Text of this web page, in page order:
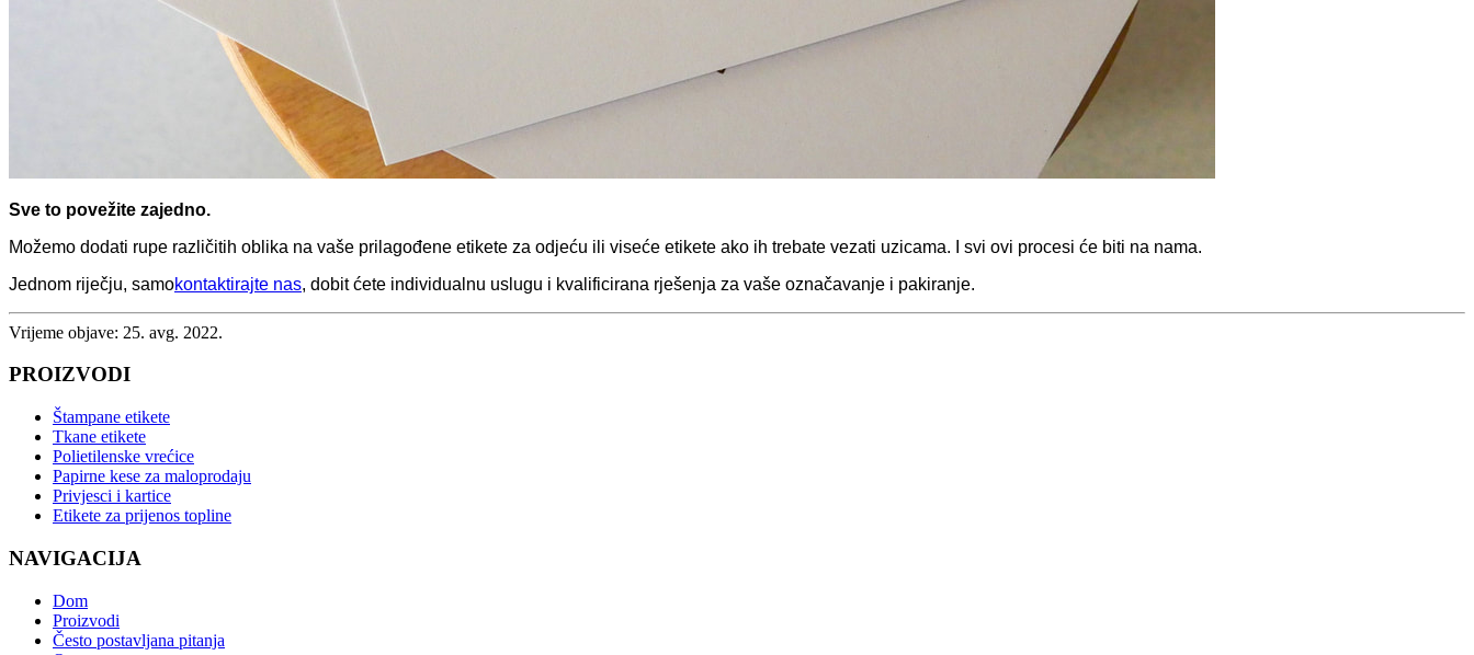
Sve to povežite zajedno.
Možemo dodati rupe različitih oblika na vaše prilagođene etikete za odjeću ili viseće etikete ako ih trebate vezati uzicama. I svi ovi procesi će biti na nama.
Jednom riječju, samokontaktirajte nas, dobit ćete individualnu uslugu i kvalificirana rješenja za vaše označavanje i pakiranje.
Vrijeme objave: 25. avg. 2022.
PROIZVODI
Štampane etikete
Tkane etikete
Polietilenske vrećice
Papirne kese za maloprodaju
Privjesci i kartice
Etikete za prijenos topline
NAVIGACIJA
Dom
Proizvodi
Često postavljana pitanja